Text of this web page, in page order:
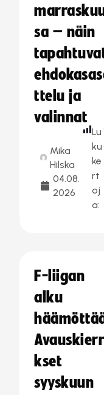
sa – näin
ttelu ja
valinnat
Mika
Hilska
04.08.
2026
Lu
ku
ke
rt
oj
a:
F-liigan
alku
kset
syyskuun